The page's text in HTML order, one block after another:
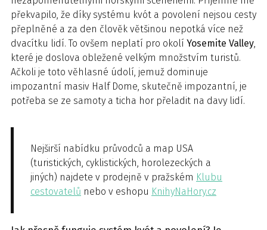
překvapilo, že díky systému kvót a povolení nejsou cesty
přeplněné a za den člověk většinou nepotká více než
dvacítku lidí. To ovšem neplatí pro okolí Yosemite Valley,
které je doslova obležené velkým množstvím turistů.
Ačkoli je toto věhlasné údolí, jemuž dominuje
impozantní masiv Half Dome, skutečně impozantní, je
potřeba se ze samoty a ticha hor přeladit na davy lidí.
Nejširší nabídku průvodců a map USA
(turistických, cyklistických, horolezeckých a
jiných) najdete v prodejně v pražském Klubu
cestovatelů nebo v eshopu KnihyNaHory.cz